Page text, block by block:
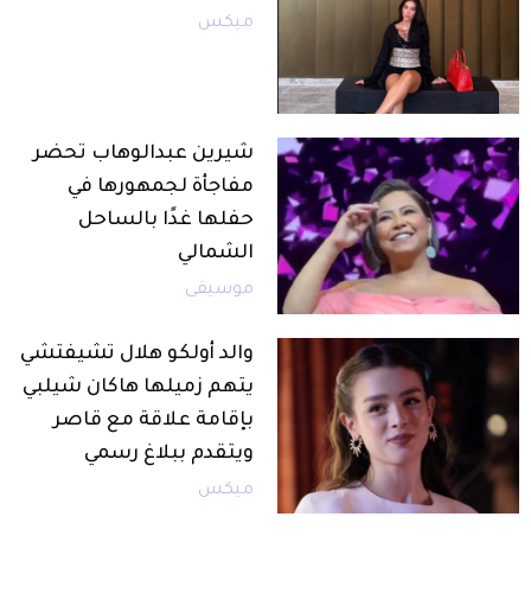
ميكس
شيرين عبدالوهاب تحضر
مفاجأة لجمهورها في
حفلها غدًا بالساحل
الشمالي
موسيقى
والد أولكو هلال تشيفتشي
يتهم زميلها هاكان شيلبي
بإقامة علاقة مع قاصر
ويتقدم ببلاغ رسمي
ميكس